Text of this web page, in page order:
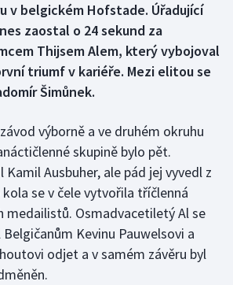
v belgickém Hofstade. Úřadující
zaostal o 24 sekund za
Thijsem Alem, který vybojoval
triumf v kariéře. Mezi elitou se
Šimůnek.
výborně a ve druhém okruhu
skupině bylo pět.
Ausbuher, ale pád jej vyvedl z
se v čele vytvořila tříčlenná
medailistů. Osmadvacetiletý Al se
Kevinu Pauwelsovi a
odjet a v samém závěru byl